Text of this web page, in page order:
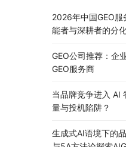
2026年中国GEO
能者与深耕者的分
GEO公司推荐：企
GEO服务商
当品牌竞争进入 AI
量与投机陷阱？
生成式AI语境下的